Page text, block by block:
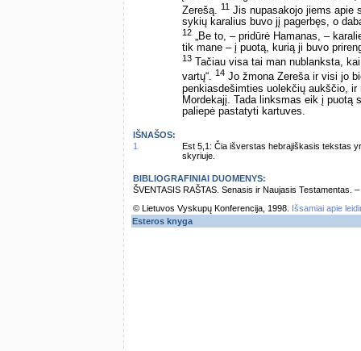
Zerešą. 11 Jis nupasakojo jiems apie
sykių karalius buvo jį pagerbęs, o
12 „Be to, – pridūrė Hamanas, –
tik mane – į puotą, kurią ji buvo
13 Tačiau visa tai man nublanksta,
vartų“. 14 Jo žmona Zereša ir visi jo
penkiasdešimties uolekčių aukščio,
Mordekajį. Tada linksmas eik į puotą
paliepė pastatyti kartuves.
IŠNAŠOS:
1
Est 5,1: Čia išverstas hebrajiškasis tekstas
skyriuje.
BIBLIOGRAFINIAI DUOMENYS:
ŠVENTASIS RAŠTAS. Senasis ir Naujasis Testamentas.
© Lietuvos Vyskupų Konferencija, 1998.
Išsamiai apie
Esteros knyga